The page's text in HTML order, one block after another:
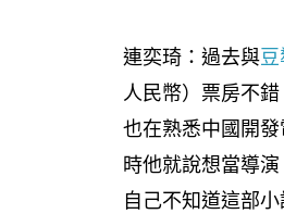
連奕琦：過去與豆
人民幣）票房不
也在熟悉中國開
時他就說想當導
自己不知道這部